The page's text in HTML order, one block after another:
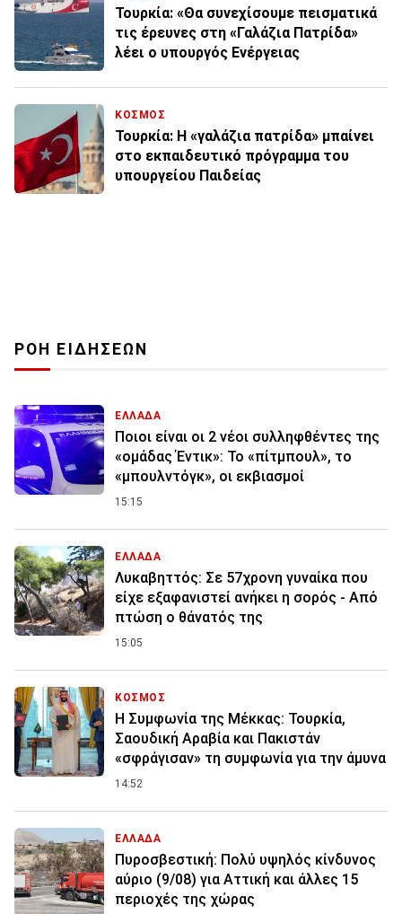
Τουρκία: «Θα συνεχίσουμε πεισματικά
τις έρευνες στη «Γαλάζια Πατρίδα»
λέει ο υπουργός Ενέργειας
ΚΟΣΜΟΣ
Τουρκία: Η «γαλάζια πατρίδα» μπαίνει
στο εκπαιδευτικό πρόγραμμα του
υπουργείου Παιδείας
ΡΟΗ ΕΙΔΗΣΕΩΝ
ΕΛΛΑΔΑ
Ποιοι είναι οι 2 νέοι συλληφθέντες της
«ομάδας Έντικ»: Το «πίτμπουλ», το
«μπουλντόγκ», οι εκβιασμοί
15:15
ΕΛΛΑΔΑ
Λυκαβηττός: Σε 57χρονη γυναίκα που
είχε εξαφανιστεί ανήκει η σορός - Από
πτώση ο θάνατός της
15:05
ΚΟΣΜΟΣ
Η Συμφωνία της Μέκκας: Τουρκία,
Σαουδική Αραβία και Πακιστάν
«σφράγισαν» τη συμφωνία για την άμυνα
14:52
ΕΛΛΑΔΑ
Πυροσβεστική: Πολύ υψηλός κίνδυνος
αύριο (9/08) για Αττική και άλλες 15
περιοχές της χώρας